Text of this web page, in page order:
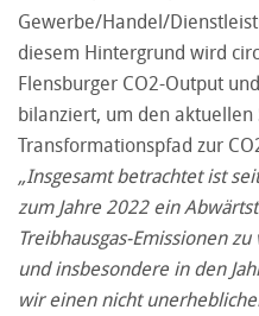
Gewerbe/Handel/
diesem Hintergrund wird
Flensburger CO2-Output
bilanziert, um den aktuellen
Transformationspfad zur
„Insgesamt betrachtet ist
zum Jahre 2022 ein
Treibhausgas-Emissionen
und insbesondere in den
wir einen nicht